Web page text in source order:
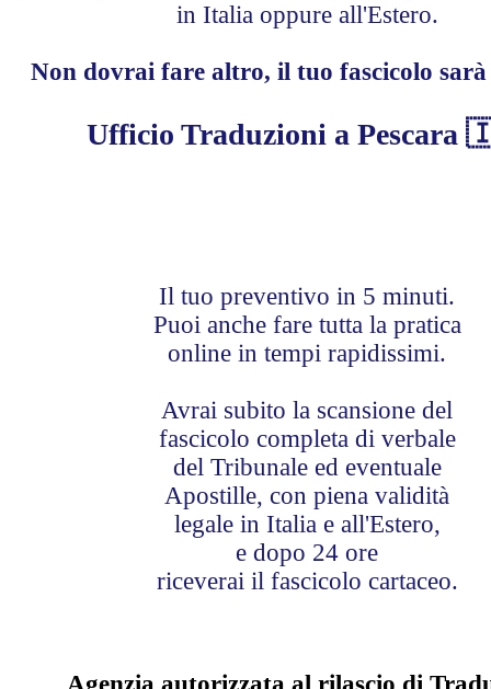
in Italia oppure all'Estero.
Non dovrai fare altro, il tuo fascicolo
Ufficio Traduzioni a Pescara
Il tuo preventivo in 5 minuti.
Puoi anche fare tutta la pratica
online in tempi rapidissimi.
Avrai subito la scansione del
fascicolo completa di verbale
del Tribunale ed eventuale
Apostille, con piena validità
legale in Italia e all'Estero,
e dopo 24 ore
riceverai il fascicolo cartaceo.